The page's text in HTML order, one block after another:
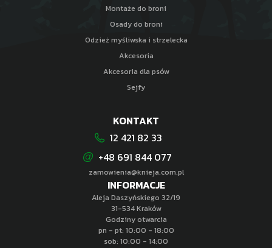
Montaże do broni
Osady do broni
Odzież myśliwska i strzelecka
Akcesoria
Akcesoria dla psów
Sejfy
INFORMACJE
Aleja Daszyńskiego 32/19
31-534 Kraków
Godziny otwarcia
pn - pt: 10:00 - 18:00
sob: 10:00 - 14:00
KONTAKT
12 421 82 33
+48 691 844 077
zamowienia@knieja.com.pl